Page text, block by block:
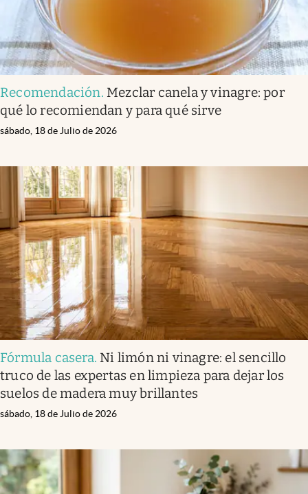
Recomendación. Mezclar canela y vinagre: por
qué lo recomiendan y para qué sirve
sábado, 18 de Julio de 2026
Fórmula casera. Ni limón ni vinagre: el sencillo
truco de las expertas en limpieza para dejar los
suelos de madera muy brillantes
sábado, 18 de Julio de 2026